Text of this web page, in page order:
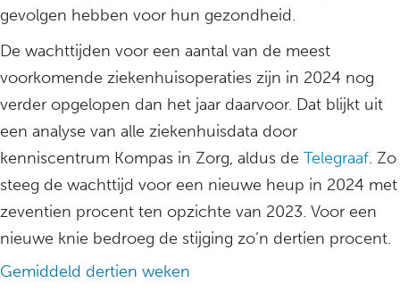
gevolgen hebben voor hun gezondheid.
De wachttijden voor een aantal van de meest
voorkomende ziekenhuisoperaties zijn in 2024 nog
verder opgelopen dan het jaar daarvoor. Dat blijkt uit
een analyse van alle ziekenhuisdata door
kenniscentrum Kompas in Zorg, aldus de Telegraaf. Zo
steeg de wachttijd voor een nieuwe heup in 2024 met
zeventien procent ten opzichte van 2023. Voor een
nieuwe knie bedroeg de stijging zo’n dertien procent.
Gemiddeld dertien weken